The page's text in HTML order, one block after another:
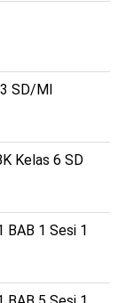
SD/MI
Kelas 6 SD
BAB 1 Sesi 1